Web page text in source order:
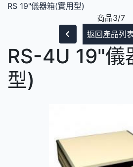
RS 19"儀器箱(實用型)
商品3/7
返回產品列
RS-4U 19"儀
型)